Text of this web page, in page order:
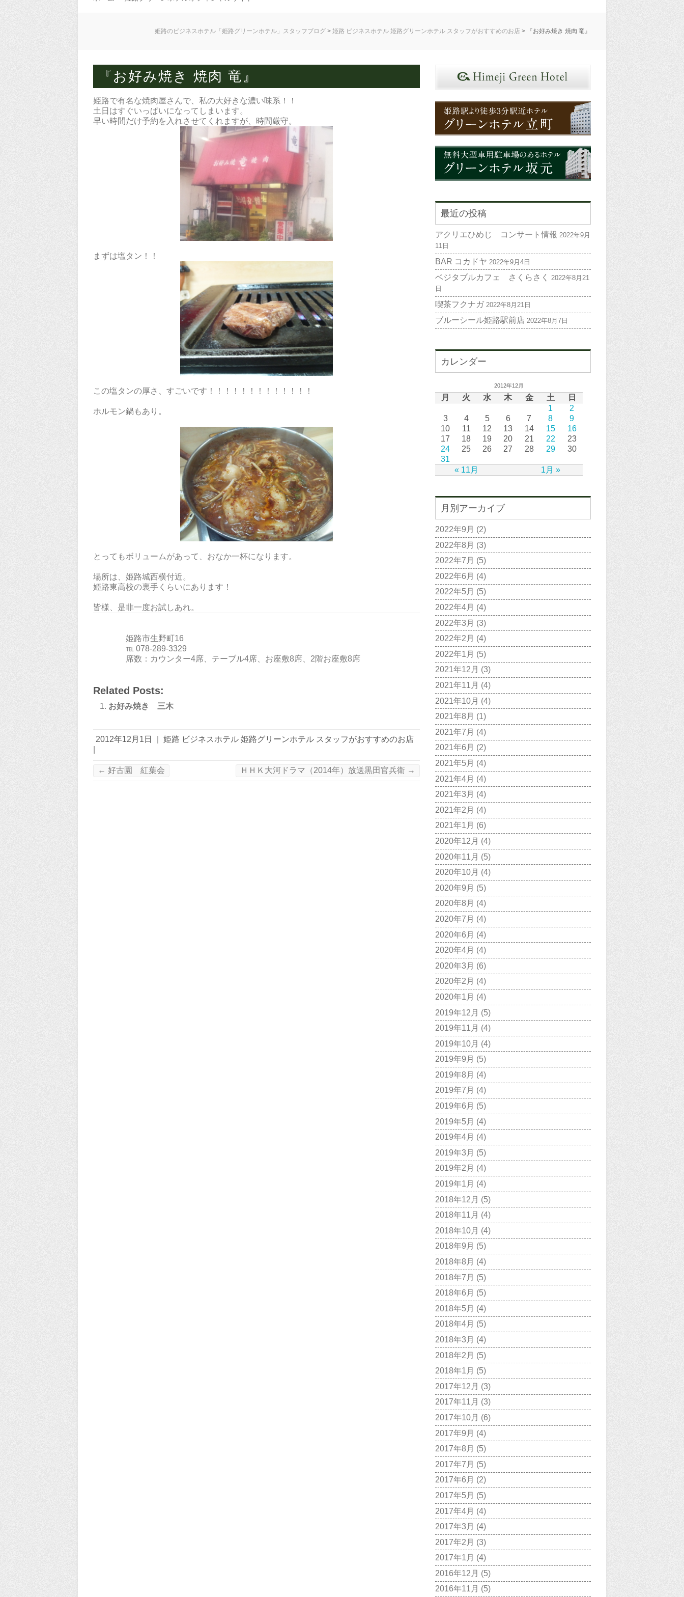
姫路のビジネスホテル「姫路グリーンホテル」スタッフブログ > 姫路 ビジネスホテル 姫路グリーンホテル スタッフがおすすめのお店 > 『お好み焼き 焼肉 竜』
『お好み焼き 焼肉 竜』
姫路で有名な焼肉屋さんで、私の大好きな濃い味系！！
土日はすぐいっぱいになってしまいます。
早い時間だけ予約を入れさせてくれますが、時間厳守。
まずは塩タン！！
この塩タンの厚さ、すごいです！！！！！！！！！！！！！
ホルモン鍋もあり。
とってもボリュームがあって、おなか一杯になります。
場所は、姫路城西横付近。
姫路東高校の裏手くらいにあります！
皆様、是非一度お試しあれ。
姫路市生野町16
℡ 078-289-3329
席数：カウンター4席、テーブル4席、お座敷8席、2階お座敷8席
Related Posts:
お好み焼き 三木
2012年12月1日
姫路 ビジネスホテル 姫路グリーンホテル スタッフがおすすめのお店
← 好古園 紅葉会 ＨＨＫ大河ドラマ（2014年）放送黒田官兵衛 →
最近の投稿
アクリエひめじ コンサート情報 2022年9月
11日
BAR コカドヤ 2022年9月4日
ベジタブルカフェ さくらさく
2022年8月21
日
喫茶フクナガ 2022年8月21日
ブルーシール姫路駅前店 2022年8月7日
カレンダー
2012年12月
月 火 水 木 金 土 日
« 11月 1月 »
1
2
3
4 5 6 7 8
9
10
11 12 13 14 15
16
17
18 19 20 21 22
23
24
25 26 27 28 29
30
31
月別アーカイブ
2022年9月 (2)
2022年8月 (3)
2022年7月 (5)
2022年6月 (4)
2022年5月 (5)
2022年4月 (4)
2022年3月 (3)
2022年2月 (4)
2022年1月 (5)
2021年12月 (3)
2021年11月 (4)
2021年10月 (4)
2021年8月 (1)
2021年7月 (4)
2021年6月 (2)
2021年5月 (4)
2021年4月 (4)
2021年3月 (4)
2021年2月 (4)
2021年1月 (6)
2020年12月 (4)
2020年11月 (5)
2020年10月 (4)
2020年9月 (5)
2020年8月 (4)
2020年7月 (4)
2020年6月 (4)
2020年4月 (4)
2020年3月 (6)
2020年2月 (4)
2020年1月 (4)
2019年12月 (5)
2019年11月 (4)
2019年10月 (4)
2019年9月 (5)
2019年8月 (4)
2019年7月 (4)
2019年6月 (5)
2019年5月 (4)
2019年4月 (4)
2019年3月 (5)
2019年2月 (4)
2019年1月 (4)
2018年12月 (5)
2018年11月 (4)
2018年10月 (4)
2018年9月 (5)
2018年8月 (4)
2018年7月 (5)
2018年6月 (5)
2018年5月 (4)
2018年4月 (5)
2018年3月 (4)
2018年2月 (5)
2018年1月 (5)
2017年12月 (3)
2017年11月 (3)
2017年10月 (6)
2017年9月 (4)
2017年8月 (5)
2017年7月 (5)
2017年6月 (2)
2017年5月 (5)
2017年4月 (4)
2017年3月 (4)
2017年2月 (3)
2017年1月 (4)
2016年12月 (5)
2016年11月 (5)